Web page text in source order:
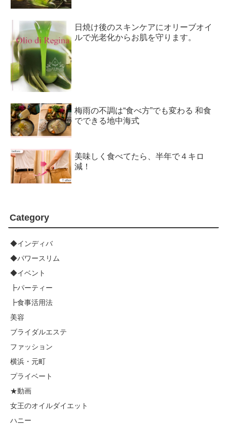
日焼け後のスキンケアにオリーブオイ
ルで光老化からお肌を守ります。
梅雨の不調は“食べ方”でも変わる 和食
でできる地中海式
美味しく食べてたら、半年で４キロ
減！
Category
◆インディバ
◆パワースリム
◆イベント
┣パーティー
┣食事活用法
美容
ブライダルエステ
ファッション
横浜・元町
プライベート
★動画
女王のオイルダイエット
ハニー